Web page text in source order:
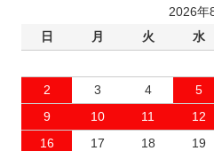
2026年
日
月 火 水
2
3 4 5
9
10 11 12
16
17 18 19